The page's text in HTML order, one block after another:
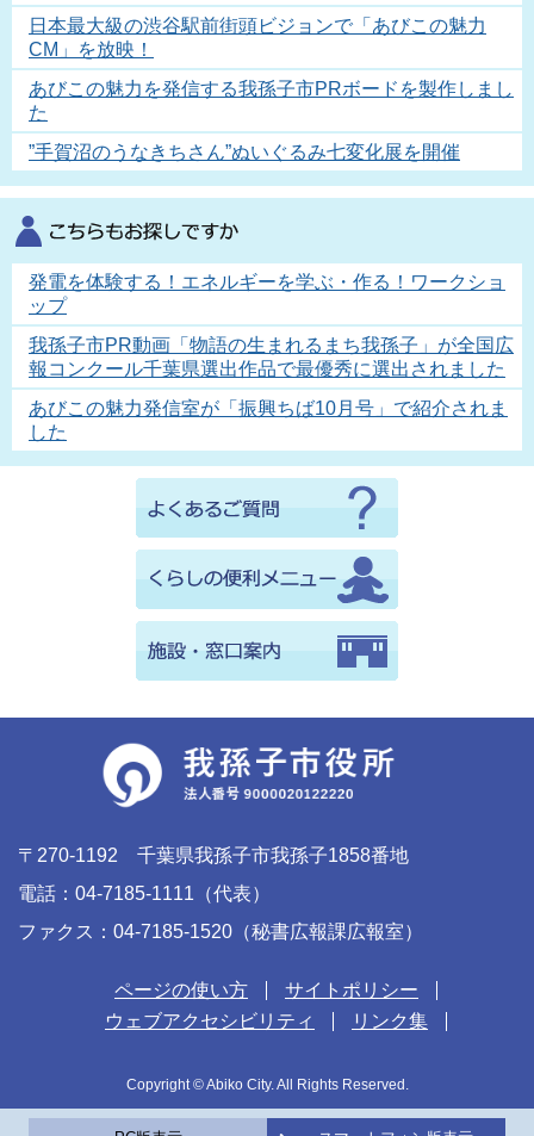
日本最大級の渋谷駅前街頭ビジョンで「あびこの魅力
CM」を放映！
あびこの魅力を発信する我孫子市PRボードを製作しまし
た
”手賀沼のうなきちさん”ぬいぐるみ七変化展を開催
発電を体験する！エネルギーを学ぶ・作る！ワークショ
ップ
我孫子市PR動画「物語の生まれるまち我孫子」が全国広
報コンクール千葉県選出作品で最優秀に選出されました
あびこの魅力発信室が「振興ちば10月号」で紹介されま
した
〒270-1192 千葉県我孫子市我孫子1858番地
電話：04-7185-1111（代表）
ファクス：04-7185-1520（秘書広報課広報室）
ページの使い方
サイトポリシー
ウェブアクセシビリティ
リンク集
Copyright © Abiko City. All Rights Reserved.